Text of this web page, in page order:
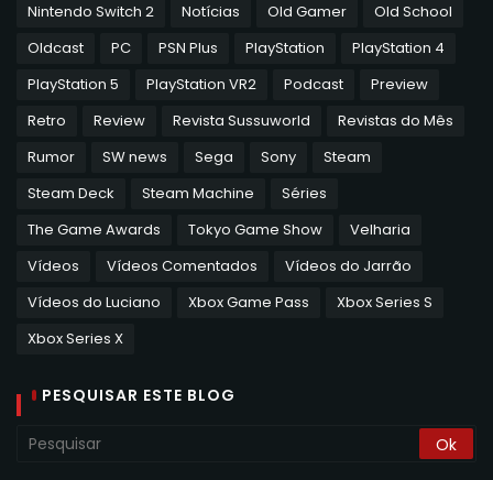
Nintendo Switch 2
Notícias Old Gamer
Old School
Oldcast
PC PSN Plus PlayStation
PlayStation 4
PlayStation 5
PlayStation VR2 Podcast
Preview
Retro
Review Revista Sussuworld
Revistas do Mês
Rumor
SW news Sega Sony
Steam
Steam Deck
Steam Machine
Séries
The Game Awards
Tokyo Game Show
Velharia
Vídeos
Vídeos Comentados
Vídeos do Jarrão
Vídeos do Luciano
Xbox Game Pass
Xbox Series S
Xbox Series X
PESQUISAR ESTE BLOG